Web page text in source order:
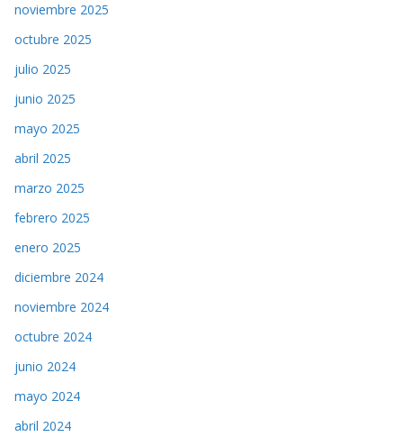
noviembre 2025
octubre 2025
julio 2025
junio 2025
mayo 2025
abril 2025
marzo 2025
febrero 2025
enero 2025
diciembre 2024
noviembre 2024
octubre 2024
junio 2024
mayo 2024
abril 2024